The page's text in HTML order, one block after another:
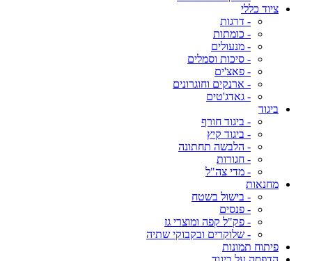
ציוד כללי
- דרגות
- כומתות
- מנעולים
- סיכות וסמלים
- פאצ'ים
- ארנקים וחוגרונים
- גאדג'טים
ביגוד
- ביגוד חורף
- ביגוד קיץ
- הלבשה תחתונה
- חגורות
- מדי צה"ל
מחנאות
- בישול בשטח
- פנסים
- פק"ל קפה ומוצרי גז
- שלוקרים ובקבוקי שתיה
פיתוח תמונות